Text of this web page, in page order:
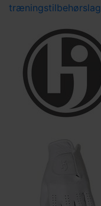
træningstilbehørslag